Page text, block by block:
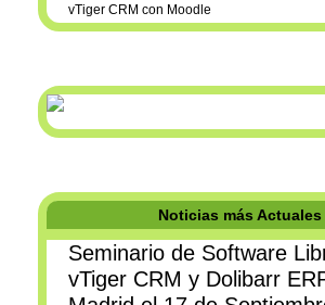
vTiger CRM con Moodle
Noticias más Actuales
Seminario de Software
vTiger CRM y Dolibarr